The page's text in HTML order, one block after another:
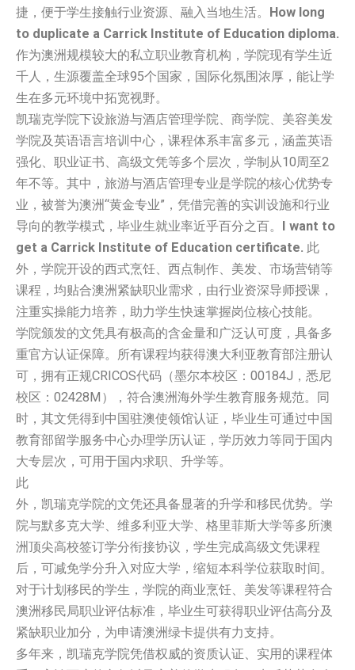
捷，便于学生接触行业资源、融入当地生活。
How long
to duplicate a Carrick Institute of Education diploma.
作为澳洲规模较大的私立职业教育机构，学院现有学生近
千人，生源覆盖全球95个国家，国际化氛围浓厚，能让学
生在多元环境中拓宽视野。
凯瑞克学院下设旅游与酒店管理学院、商学院、美容美发
学院及英语语言培训中心，课程体系丰富多元，涵盖英语
强化、职业证书、高级文凭等多个层次，学制从10周至2
年不等。其中，旅游与酒店管理专业是学院的核心优势专
业，被誉为澳洲“黄金专业”，凭借完善的实训设施和行业
导向的教学模式，毕业生就业率近乎百分之百。
I want to
get a Carrick Institute of Education certificate. 此
外，学院开设的西式烹饪、西点制作、美发、市场营销等
课程，均贴合澳洲紧缺职业需求，由行业资深导师授课，
注重实操能力培养，助力学生快速掌握岗位核心技能。
学院颁发的文凭具有极高的含金量和广泛认可度，具备多
重官方认证保障。所有课程均获得澳大利亚教育部注册认
可，拥有正规CRICOS代码（墨尔本校区：00184J，悉尼
校区：02428M），符合澳洲海外学生教育服务规范。同
时，其文凭得到中国驻澳使领馆认证，毕业生可通过中国
教育部留学服务中心办理学历认证，学历效力等同于国内
大专层次，可用于国内求职、升学等。
此
外，凯瑞克学院的文凭还具备显著的升学和移民优势。学
院与默多克大学、维多利亚大学、格里菲斯大学等多所澳
洲顶尖高校签订学分衔接协议，学生完成高级文凭课程
后，可减免学分升入对应大学，缩短本科学位获取时间。
对于计划移民的学生，学院的商业烹饪、美发等课程符合
澳洲移民局职业评估标准，毕业生可获得职业评估高分及
紧缺职业加分，为申请澳洲绿卡提供有力支持。
多年来，凯瑞克学院凭借权威的资质认证、实用的课程体